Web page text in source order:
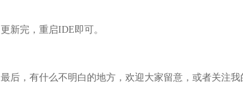
更新完，重启IDE即可。
最后，有什么不明白的地方，欢迎大家留意，或者关注我